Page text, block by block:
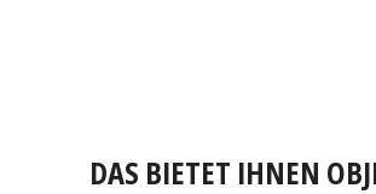
DAS BIETET IHNEN